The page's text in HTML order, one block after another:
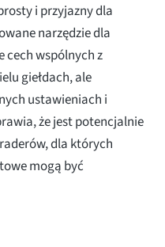
i przyjazny dla
narzędzie dla
cech wspólnych z
giełdach, ale
ustawieniach i
że jest potencjalnie
dla których
mogą być